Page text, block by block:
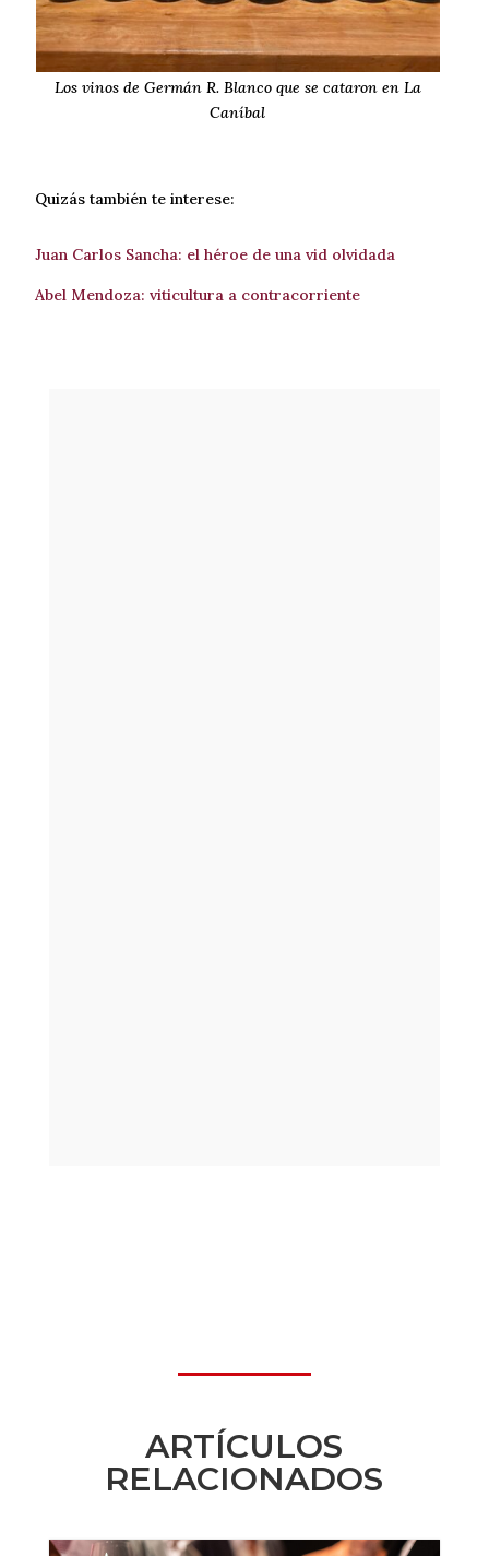
Los vinos de Germán R. Blanco que se cataron en La
Caníbal
Quizás también te interese:
Juan Carlos Sancha: el héroe de una vid olvidada
Abel Mendoza: viticultura a contracorriente
ARTÍCULOS
RELACIONADOS